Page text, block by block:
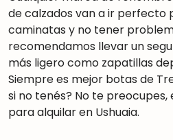
de calzados van a ir perfecto
caminatas y no tener
recomendamos llevar un
más ligero como zapatillas
Siempre es mejor botas de
si no tenés? No te preocupes,
para alquilar en Ushuaia.